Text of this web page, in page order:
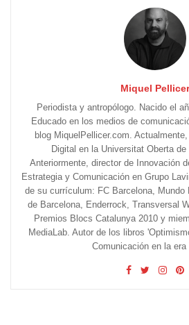
Miquel Pellicer
Periodista y antropólogo. Nacido el
Educado en los medios de
blog MiquelPellicer.com.
Digital en la Universitat Oberta de
Anteriormente, director de Innovación
Estrategia y Comunicación en Grupo
de su currículum: FC Barcelona, Mundo
de Barcelona, Enderrock, Transversal
Premios Blocs Catalunya 2010 y
MediaLab. Autor de los libros
Comunicación en la era